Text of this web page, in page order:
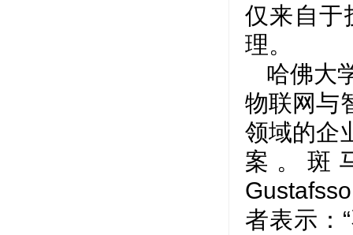
仅来自于
理。
哈佛大
物联网与
领域的企
案。斑
者表示：